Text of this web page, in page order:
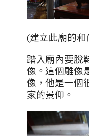
(建立此廟的和
踏入廟內要脫
像。 這個雕像
像，他是一個
家的景仰。